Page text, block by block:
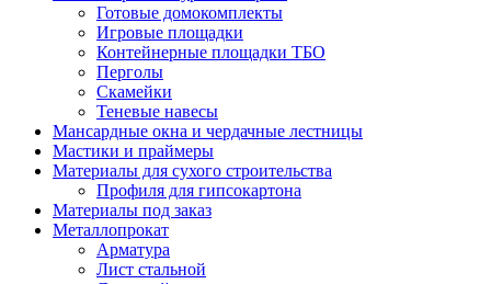
Готовые домокомплекты
Игровые площадки
Контейнерные площадки ТБО
Перголы
Скамейки
Теневые навесы
Мансардные окна и чердачные лестницы
Мастики и праймеры
Материалы для сухого строительства
Профиля для гипсокартона
Материалы под заказ
Металлопрокат
Арматура
Лист стальной